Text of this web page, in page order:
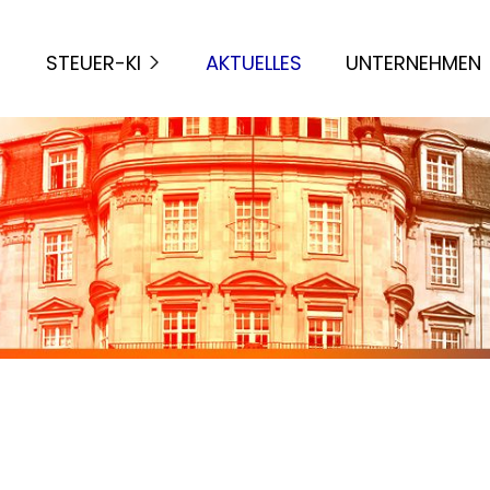
STEUER-KI AKTUELLES UNTERNEHMEN